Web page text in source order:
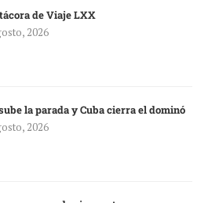
de Viaje LXX
2026
la parada y Cuba cierra el dominó
2026